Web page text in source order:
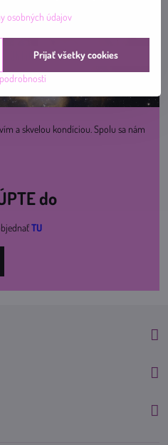
a skvelou kondíciou. Spolu sa nám
do
TU
osobných údajov
Prijať všetky cookies